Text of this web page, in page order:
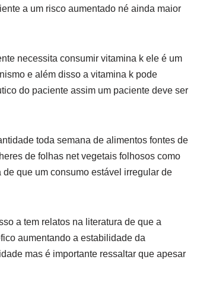
a um risco aumentado né ainda maior
necessita consumir vitamina k ele é um
e além disso a vitamina k pode
do paciente assim um paciente deve ser
toda semana de alimentos fontes de
de folhas net vegetais folhosos como
que um consumo estável irregular de
a tem relatos na literatura de que a
aumentando a estabilidade da
mas é importante ressaltar que apesar